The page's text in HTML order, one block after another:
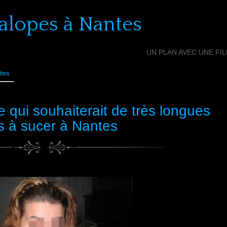
à Nantes
UN PLAN AVEC UNE
qui souhaiterait de très longues
à sucer à Nantes